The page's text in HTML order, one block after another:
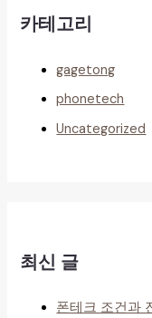
카테고리
gagetong
phonetech
Uncategorized
최신 글
폰테크 조건과